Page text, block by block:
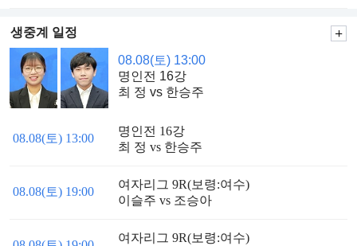
생중계 일정
08.08(토) 13:00
명인전 16강
최 정 vs 한승주
08.08(토) 13:00
명인전 16강
최 정 vs 한승주
08.08(토) 19:00
여자리그 9R(보령:여수)
이슬주 vs 조승아
여자리그 9R(보령:여수)